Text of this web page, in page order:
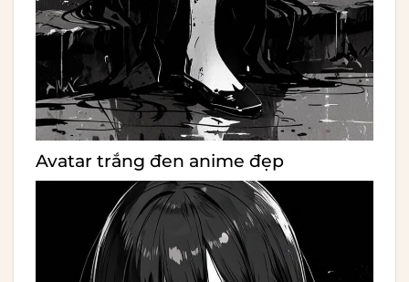
Avatar trắng đen anime đẹp